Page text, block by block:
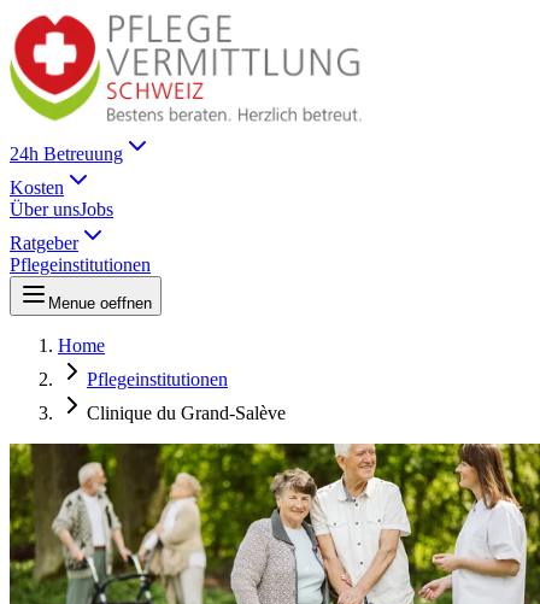
24h Betreuung
Kosten
Über unsJobs
Ratgeber
Pflegeinstitutionen
Menue oeffnen
Home
Pflegeinstitutionen
Clinique du Grand-Salève